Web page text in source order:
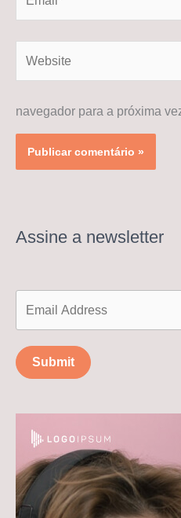
navegador para a próxima
Assine a newsletter
Submit